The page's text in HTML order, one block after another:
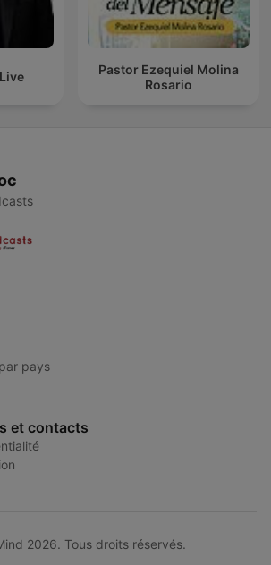
Pastor Ezequiel Molina
Rosario
pays
et contacts
2026. Tous droits réservés.